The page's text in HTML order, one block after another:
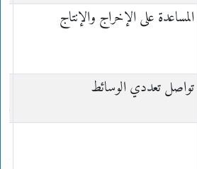
المساعدة على الإخراج والإنتاج
تواصل تعددي الوسائط